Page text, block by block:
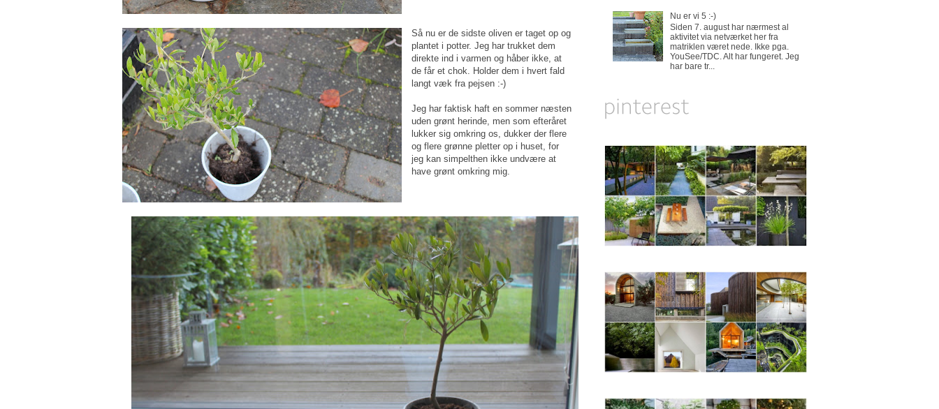
Så nu er de sidste oliven er taget op og
plantet i potter. Jeg har trukket dem
direkte ind i varmen og håber ikke, at
de får et chok. Holder dem i hvert fald
langt væk fra pejsen :-)
Jeg har faktisk haft en sommer næsten
uden grønt herinde, men som efteråret
lukker sig omkring os, dukker der flere
og flere grønne pletter op i huset, for
jeg kan simpelthen ikke undvære at
have grønt omkring mig.
Nu er vi 5 :-)
Siden 7. august har nærmest al
aktivitet via netværket her fra
matriklen været nede. Ikke pga.
YouSee/TDC. Alt har fungeret. Jeg
har bare tr...